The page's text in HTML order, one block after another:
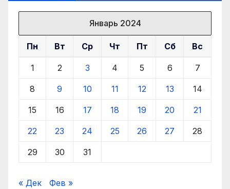
Январь 2024
Пн Вт Ср Чт Пт Сб Вс
1 2 3 4 5 6 7
8 9 10 11 12 13 14
15 16 17 18 19 20 21
22 23 24 25 26 27 28
29 30 31
« Дек Фев »